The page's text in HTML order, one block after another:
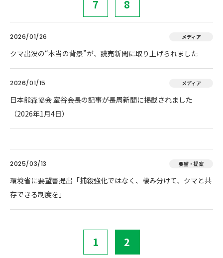
7 8
2026/01/26 メディア
クマ出没の“本当の背景”が、読売新聞に取り上げられました
2026/01/15 メディア
日本熊森協会 室谷会長の記事が長周新聞に掲載されました
（2026年1月4日）
2025/03/13 要望・提案
環境省に要望書提出「捕殺強化ではなく、棲み分けて、クマと共
存できる制度を」
1 2